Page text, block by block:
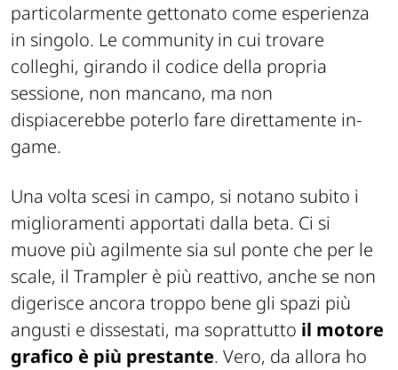
particolarmente gettonato come esperienza
in singolo. Le community in cui trovare
colleghi, girando il codice della propria
sessione, non mancano, ma non
dispiacerebbe poterlo fare direttamente in-
game.
Una volta scesi in campo, si notano subito i
miglioramenti apportati dalla beta. Ci si
muove più agilmente sia sul ponte che per le
scale, il Trampler è più reattivo, anche se non
digerisce ancora troppo bene gli spazi più
angusti e dissestati, ma soprattutto il motore
grafico è più prestante. Vero, da allora ho